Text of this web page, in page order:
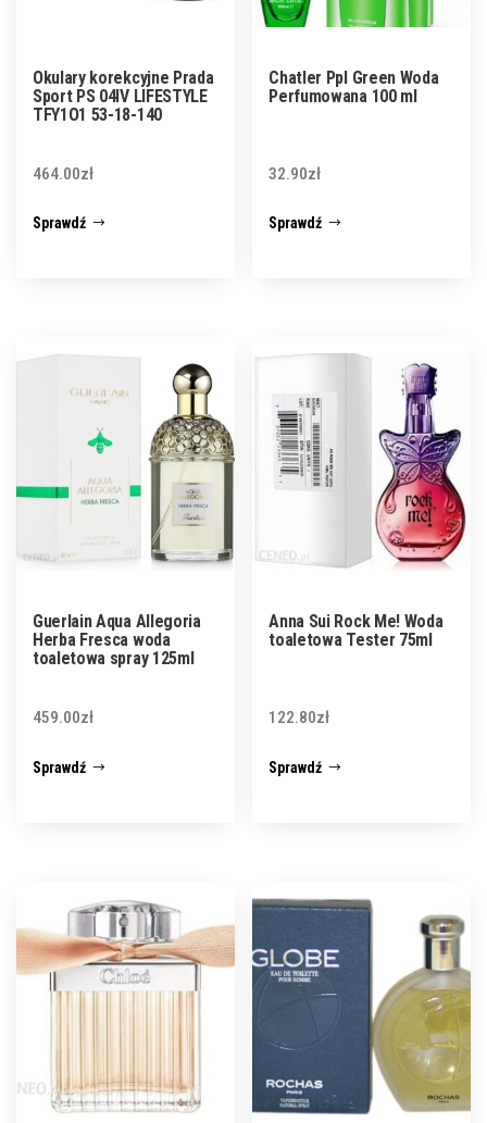
Okulary korekcyjne Prada
Sport PS 04IV LIFESTYLE
TFY1O1 53-18-140
464.00zł
Sprawdź
Chatler Ppl Green Woda
Perfumowana 100 ml
32.90zł
Sprawdź
Guerlain Aqua Allegoria
Herba Fresca woda
toaletowa spray 125ml
459.00zł
Sprawdź
Anna Sui Rock Me! Woda
toaletowa Tester 75ml
122.80zł
Sprawdź